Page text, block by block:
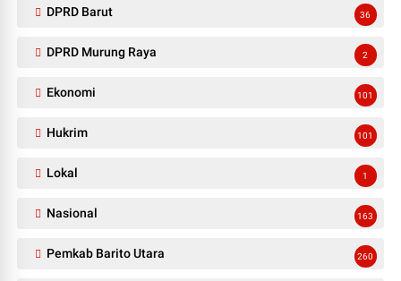
DPRD Barut 36
DPRD Murung Raya 2
Ekonomi 101
Hukrim 101
Lokal 1
Nasional 163
Pemkab Barito Utara 260